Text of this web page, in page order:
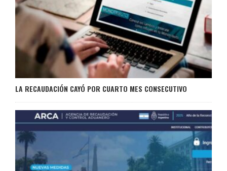
LA RECAUDACIÓN CAYÓ POR CUARTO MES CONSECUTIVO